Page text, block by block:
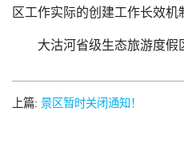
区工作实际的创建工作长效机
大沽河省级生态旅游度假
上篇: 景区暂时关闭通知！